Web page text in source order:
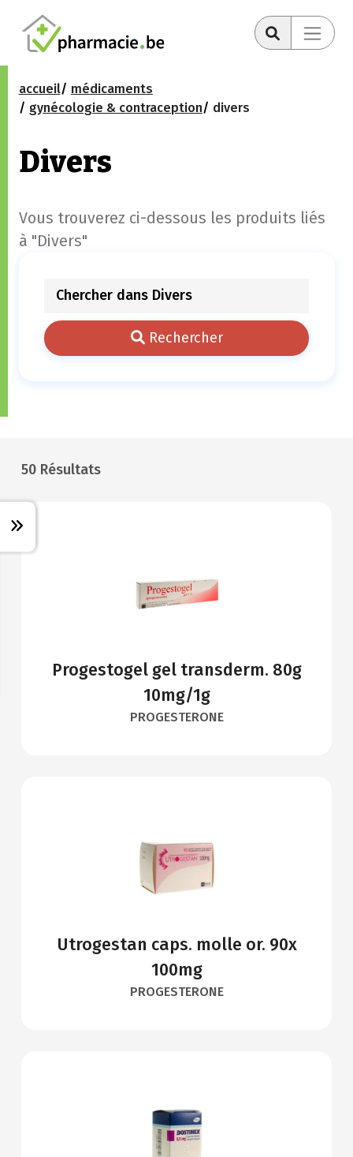
accueil
médicaments
gynécologie & contraception
divers
Divers
Vous trouverez ci-dessous les produits liés
à "Divers"
Rechercher
50 Résultats
Progestogel gel transderm. 80g
10mg/1g
PROGESTERONE
Utrogestan caps. molle or. 90x
100mg
PROGESTERONE